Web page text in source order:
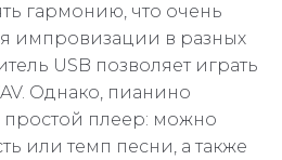
гармонию, что очень
импровизации в разных
USB позволяет играть
Однако, пианино
простой плеер: можно
или темп песни, а также